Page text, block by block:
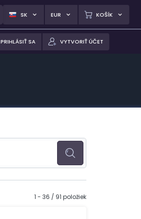
SK EUR KOŠÍK
PRIHLÁSIŤ SA VYTVORIŤ ÚČET
1 - 36 / 91 položiek